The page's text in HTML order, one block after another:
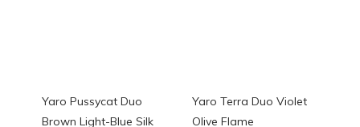
Yaro Pussycat Duo
Brown Light-Blue Silk
Yaro Terra Duo Violet
Olive Flame